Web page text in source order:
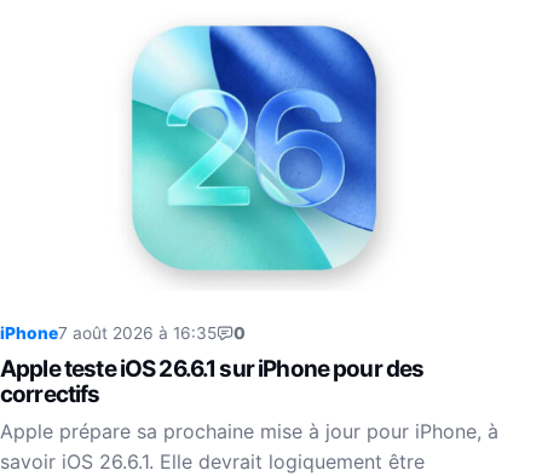
iPhone7 août 2026 à 16:35 0
Apple teste iOS 26.6.1 sur iPhone pour des
correctifs
Apple prépare sa prochaine mise à jour pour iPhone, à
savoir iOS 26.6.1. Elle devrait logiquement être